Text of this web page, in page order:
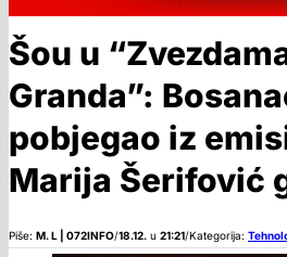
Šou u
Granda”:
pobjegao iz
Marija Šerifović
Piše: M. L | 072INFO/18.12. u 21:21/Kategorija: